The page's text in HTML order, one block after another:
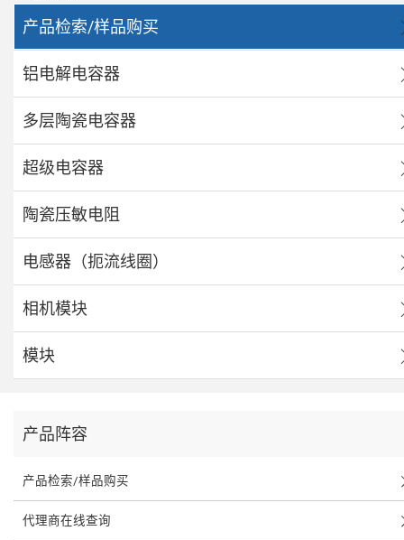
产品检索/样品购买
铝电解电容器
多层陶瓷电容器
超级电容器
陶瓷压敏电阻
电感器（扼流线圈）
相机模块
模块
产品阵容
产品检索/样品购买
代理商在线查询